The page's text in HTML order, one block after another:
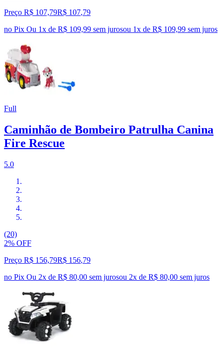
Preço R$ 107,79R$ 107,79
no Pix Ou 1x de R$ 109,99 sem jurosou 1x de R$ 109,99 sem juros
Full
Caminhão de Bombeiro Patrulha Canina
Fire Rescue
5.0
(20)
2% OFF
Preço R$ 156,79R$ 156,79
no Pix Ou 2x de R$ 80,00 sem jurosou 2x de R$ 80,00 sem juros